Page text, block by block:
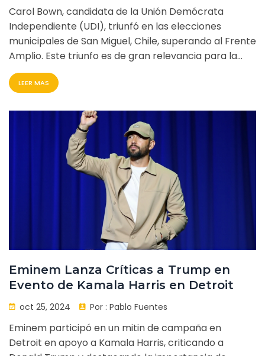
Carol Bown, candidata de la Unión Demócrata
Independiente (UDI), triunfó en las elecciones
municipales de San Miguel, Chile, superando al Frente
Amplio. Este triunfo es de gran relevancia para la
política local y podría tener implicaciones en el
contexto nacional. A pesar de la falta de detalles
cambio político en la región.
LEER MAS
Eminem Lanza Críticas a Trump en
Evento de Kamala Harris en Detroit
oct 25, 2024 Por : Pablo Fuentes
Eminem participó en un mitin de campaña en
Detroit en apoyo a Kamala Harris, criticando a